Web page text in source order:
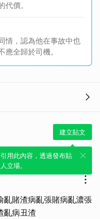
價。
情，認為他在事故中也
全歸於司機。
建立貼文
用此內容，透過發布貼
立場。
亂賭渣病亂張賭病亂濃張
亂病丑渣